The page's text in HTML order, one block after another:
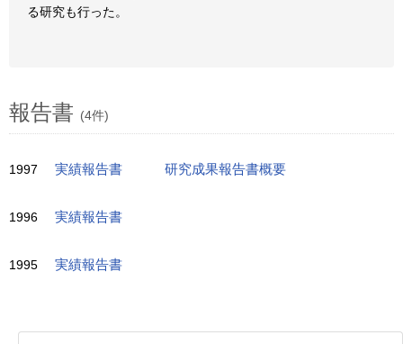
る研究も行った。
報告書 (4件)
1997 実績報告書 研究成果報告書概要
1996 実績報告書
1995 実績報告書